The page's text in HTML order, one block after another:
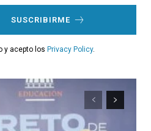
SUSCRIBIRME
y acepto los Privacy Policy.